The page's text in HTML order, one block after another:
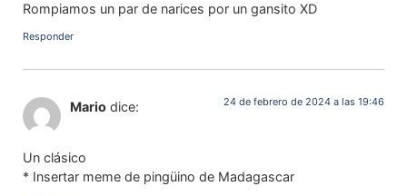
Rompiamos un par de narices por un gansito XD
Responder
Mario dice: 24 de febrero de 2024 a las 19:46
Un clásico
* Insertar meme de pingüino de Madagascar